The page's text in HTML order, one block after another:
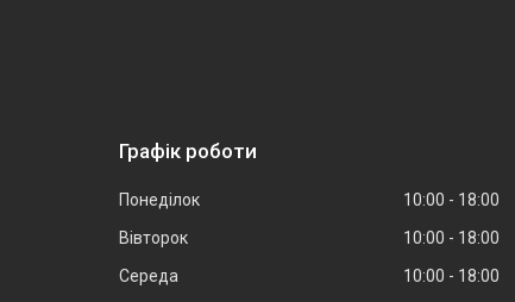
Графік роботи
Понеділок 10:00
18:00
Вівторок
10:00
18:00
Середа
10:00
18:00